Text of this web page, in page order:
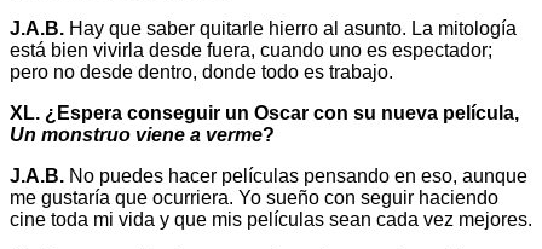
J.A.B. Hay que saber quitarle hierro al asunto. La mitología
está bien vivirla desde fuera, cuando uno es espectador;
pero no desde dentro, donde todo es trabajo.
XL. ¿Espera conseguir un Oscar con su nueva película,
Un monstruo viene a verme?
J.A.B. No puedes hacer películas pensando en eso, aunque
me gustaría que ocurriera. Yo sueño con seguir haciendo
cine toda mi vida y que mis películas sean cada vez mejores.